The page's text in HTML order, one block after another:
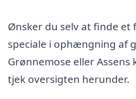
Ønsker du selv at finde et
speciale i ophængning af
Grønnemose eller Assens
tjek oversigten herunder.